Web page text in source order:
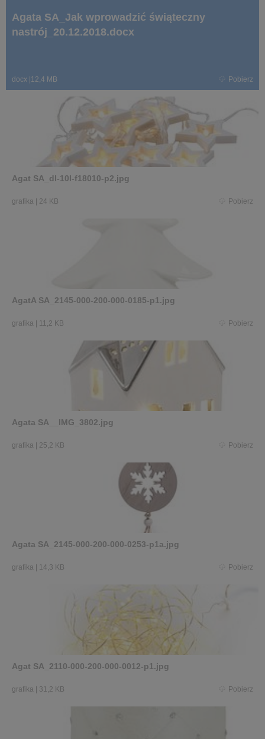
Agata SA_Jak wprowadzić świąteczny
nastrój_20.12.2018.docx
docx 12,4 MB Pobierz
Agat SA_dl-10l-f18010-p2.jpg
grafika 24 KB Pobierz
AgatA SA_2145-000-200-000-0185-p1.jpg
grafika 11,2 KB Pobierz
Agata SA__IMG_3802.jpg
grafika 25,2 KB Pobierz
Agata SA_2145-000-200-000-0253-p1a.jpg
grafika 14,3 KB Pobierz
Agat SA_2110-000-200-000-0012-p1.jpg
grafika 31,2 KB Pobierz